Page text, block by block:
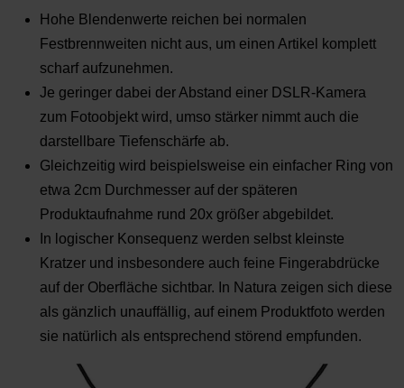
Hohe Blendenwerte reichen bei normalen
Festbrennweiten nicht aus, um einen Artikel komplett
scharf aufzunehmen.
Je geringer dabei der Abstand einer DSLR-Kamera
zum Fotoobjekt wird, umso stärker nimmt auch die
darstellbare Tiefenschärfe ab.
Gleichzeitig wird beispielsweise ein einfacher Ring von
etwa 2cm Durchmesser auf der späteren
Produktaufnahme rund 20x größer abgebildet.
In logischer Konsequenz werden selbst kleinste
Kratzer und insbesondere auch feine Fingerabdrücke
auf der Oberfläche sichtbar. In Natura zeigen sich diese
als gänzlich unauffällig, auf einem Produktfoto werden
sie natürlich als entsprechend störend empfunden.